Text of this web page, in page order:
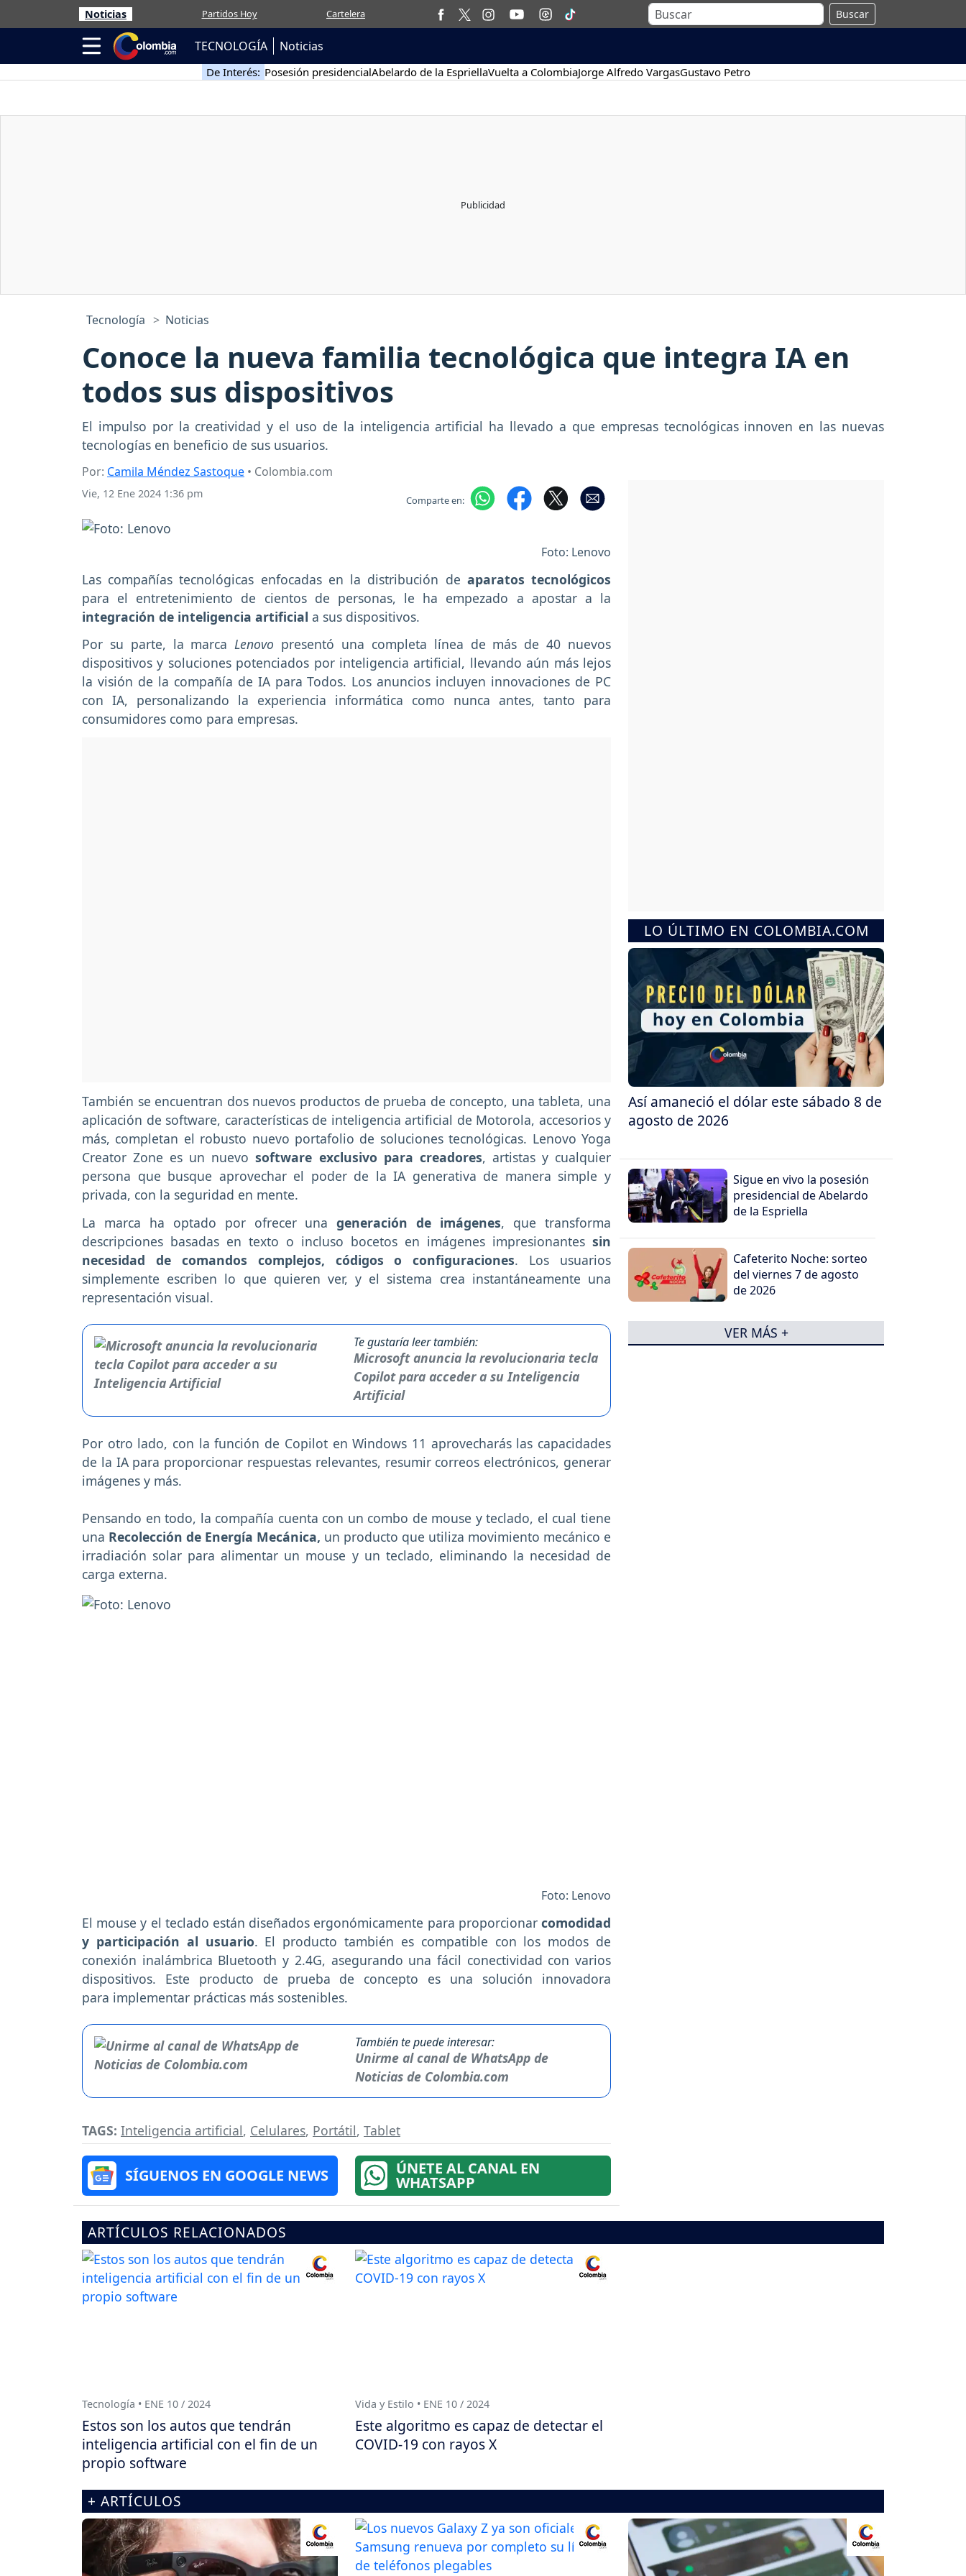
Noticias Partidos Hoy Cartelera Buscar
TECNOLOGÍA Noticias
De Interés: Posesión presidencialAbelardo de la EspriellaVuelta a ColombiaJorge Alfredo VargasGustavo Petro
Tecnología Noticias
Conoce la nueva familia tecnológica que integra IA en
todos sus dispositivos
El impulso por la creatividad y el uso de la inteligencia artificial ha llevado a que empresas tecnológicas innoven en las nuevas
tecnologías en beneficio de sus usuarios.
Por: Camila Méndez Sastoque • Colombia.com
Vie, 12 Ene 2024 1:36 pm Comparte en:
Foto: Lenovo
Las compañías tecnológicas enfocadas en la distribución de aparatos tecnológicos
para el entretenimiento de cientos de personas, le ha empezado a apostar a la
integración de inteligencia artificial a sus dispositivos.
Por su parte, la marcaLenovo presentó una completa línea de más de 40 nuevos
dispositivos y soluciones potenciados por inteligencia artificial, llevando aún más lejos
la visión de la compañía de IA para Todos. Los anuncios incluyen innovaciones de PC
con IA, personalizando la experiencia informática como nunca antes, tanto para
consumidores como para empresas.
También se encuentran dos nuevos productos de prueba de concepto, una tableta, una
aplicación de software, características de inteligencia artificial de Motorola, accesorios y
más, completan el robusto nuevo portafolio de soluciones tecnológicas. Lenovo Yoga
Creator Zone es un nuevosoftware exclusivo para creadores, artistas y cualquier
persona que busque aprovechar el poder de la IA generativa de manera simple y
privada, con la seguridad en mente.
La marca ha optado por ofrecer unageneración de imágenes, que transforma
descripciones basadas en texto o incluso bocetos en imágenes impresionantes sin
necesidad de comandos complejos, códigos o configuraciones. Los usuarios
simplemente escriben lo que quieren ver, y el sistema crea instantáneamente una
representación visual.
Te gustaría leer también:
Microsoft anuncia la revolucionaria tecla
Copilot para acceder a su Inteligencia
Artificial
Por otro lado, con la función de Copilot en Windows 11 aprovecharás las capacidades
de la IA para proporcionar respuestas relevantes, resumir correos electrónicos, generar
imágenes y más.
Pensando en todo, la compañía cuenta con un combo de mouse y teclado, el cual tiene
una Recolección de Energía Mecánica, un producto que utiliza movimiento mecánico e
irradiación solar para alimentar un mouse y un teclado, eliminando la necesidad de
carga externa.
Foto: Lenovo
El mouse y el teclado están diseñados ergonómicamente para proporcionar comodidad
y participación al usuario. El producto también es compatible con los modos de
conexión inalámbrica Bluetooth y 2.4G, asegurando una fácil conectividad con varios
dispositivos. Este producto de prueba de concepto es una solución innovadora
para implementar prácticas más sostenibles.
También te puede interesar:
Unirme al canal de WhatsApp de
Noticias de Colombia.com
TAGS: Inteligencia artificial, Celulares, Portátil, Tablet
SÍGUENOS EN GOOGLE NEWS ÚNETE AL CANAL EN
WHATSAPP
LO ÚLTIMO EN COLOMBIA.COM
Así amaneció el dólar este sábado 8 de
agosto de 2026
Sigue en vivo la posesión
presidencial de Abelardo
de la Espriella
Cafeterito Noche: sorteo
del viernes 7 de agosto
de 2026
VER MÁS +
ARTÍCULOS RELACIONADOS
Tecnología • ENE 10 / 2024
Estos son los autos que tendrán
inteligencia artificial con el fin de un
propio software
Vida y Estilo • ENE 10 / 2024
Este algoritmo es capaz de detectar el
COVID-19 con rayos X
+ ARTÍCULOS